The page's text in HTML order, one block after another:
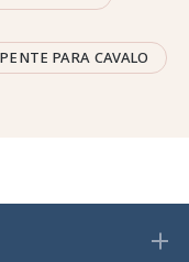
PENTE PARA CAVALO